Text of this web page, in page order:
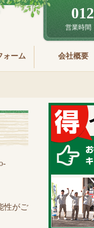
営業時
ォーム 会社概要
性がご